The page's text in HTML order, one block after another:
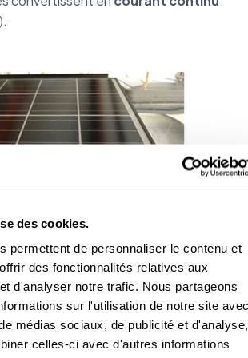
des cookies.
permettent de personnaliser le contenu et
des fonctionnalités relatives aux
d'analyser notre trafic. Nous partageons
sur l'utilisation de notre site
médias sociaux, de publicité et d'analyse,
celles-ci avec d'autres informations
les capteurs solaires composés de
cellules de silicium.
périphérique (onduleur) a pour but
courant continu ou courant 230 V